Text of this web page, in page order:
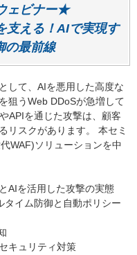
ェビナー★
支える！AIで実現す
の最前線
して、AIを悪用した高度な
狙うWeb DDoSが急増して
APIを通じた攻撃は、顧客
リスクがあります。 本セミ
WAF)ソリューションを中
AIを活用した攻撃の実態
タイム防御と自動ポリシー
キュリティ対策